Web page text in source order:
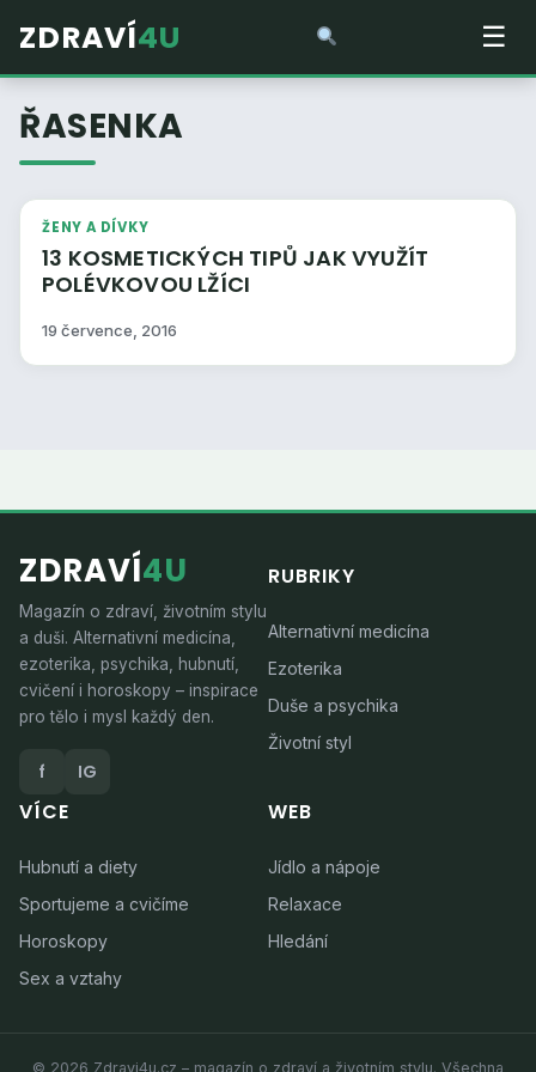
ZDRAVÍ4U ☰
ŘASENKA
ŽENY A DÍVKY
13 KOSMETICKÝCH TIPŮ JAK VYUŽÍT
POLÉVKOVOU LŽÍCI
19 července, 2016
ZDRAVÍ4U
Magazín o zdraví, životním stylu
a duši. Alternativní medicína,
ezoterika, psychika, hubnutí,
cvičení i horoskopy – inspirace
pro tělo i mysl každý den.
f IG
RUBRIKY
Alternativní medicína
Ezoterika
Duše a psychika
Životní styl
VÍCE
Hubnutí a diety
Sportujeme a cvičíme
Horoskopy
Sex a vztahy
WEB
Jídlo a nápoje
Relaxace
Hledání
© 2026 Zdravi4u.cz – magazín o zdraví a životním stylu. Všechna